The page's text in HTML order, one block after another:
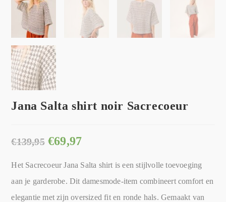
Jana Salta shirt noir Sacrecoeur
€139,95 €69,97
Het Sacrecoeur Jana Salta shirt is een stijlvolle toevoeging
aan je garderobe. Dit damesmode-item combineert comfort en
elegantie met zijn oversized fit en ronde hals. Gemaakt van